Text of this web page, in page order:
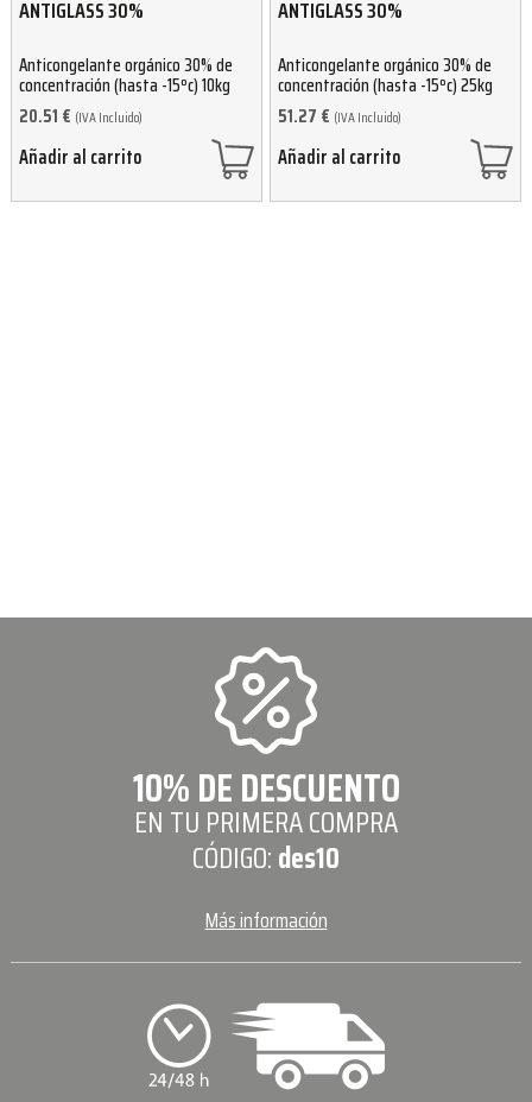
ANTIGLASS 30%
Anticongelante orgánico 30% de
concentración (hasta -15ºc) 10kg
20.51 € (IVA Incluido)
Añadir al carrito
ANTIGLASS 30%
Anticongelante orgánico 30% de
concentración (hasta -15ºc) 25kg
51.27 € (IVA Incluido)
Añadir al carrito
10% DE DESCUENTO
EN TU PRIMERA COMPRA
CÓDIGO:des10
Más información